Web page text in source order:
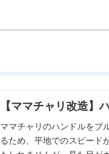
【ママチャリ改造】
ママチャリのハンドルをブ
るため、平地でのスピード